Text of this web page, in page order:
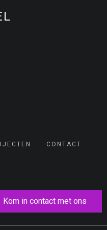
CONTACT
Kom in contact met ons